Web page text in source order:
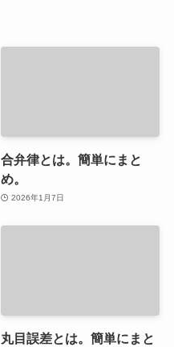
合弁律とは。簡単にまと
め。
2026年1月7日
丸目誤差とは。簡単にまと